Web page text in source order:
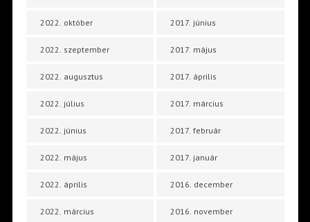
2022. október
2022. szeptember
2022. augusztus
2022. július
2022. június
2022. május
2022. április
2022. március
2017. június
2017. május
2017. április
2017. március
2017. február
2017. január
2016. december
2016. november